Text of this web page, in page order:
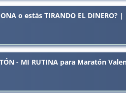
o estás TIRANDO EL
- MI RUTINA para Maratón